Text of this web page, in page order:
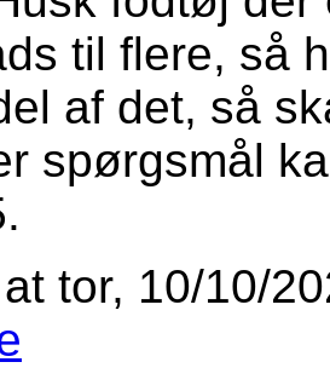
til flere, så
af det, så
spørgsmål
at tor, 10/10/